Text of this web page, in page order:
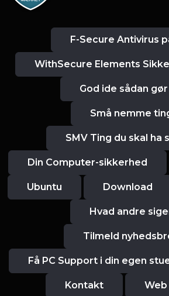
F-Secure Antivirus
WithSecure Elements
God ide sådan
Små nemme
SMV Ting du skal ha
Din Computer-sikkerhed
Ubuntu Download
Hvad andre
Tilmeld
Få PC Support i din egen
Kontakt Web